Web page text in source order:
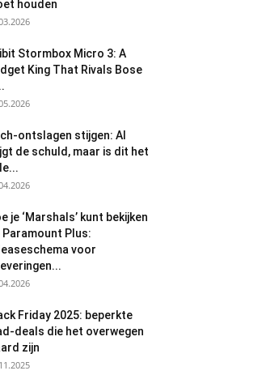
houden
Stormbox Micro 3: A
King That Rivals Bose
ontslagen stijgen: AI
de schuld, maar is dit het
je ‘Marshals’ kunt bekijken
Paramount Plus:
voor
Friday 2025: beperkte
deals die het overwegen
zijn